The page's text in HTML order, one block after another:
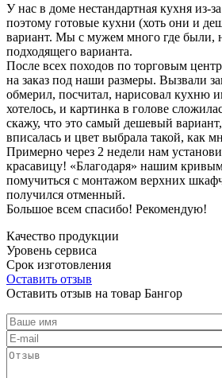
У нас в доме нестандартная кухня из-
поэтому готовые кухни (хоть они и
вариант. Мы с мужем много где были,
подходящего варианта.
После всех походов по торговым
на заказ под наши размеры. Вызвали
обмерил, посчитал, нарисовал кухню
хотелось, и картинка в голове
скажу, что это самый дешевый
вписалась и цвет выбрала такой, как
Примерно через 2 недели нам
красавицу! «Благодаря» нашим
помучиться с монтажом верхних
получился отменный.
Большое всем спасибо! Рекомендую!
Качество продукции
Уровень сервиса
Срок изготовления
Оставить отзыв
Оставить отзыв на товар Бангор